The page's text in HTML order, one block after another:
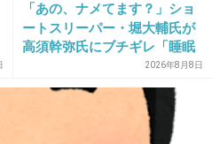
+129 -1
よね。
「あの、ナメてます？」ショ
ートスリーパー・堀大輔氏が
高須幹弥氏にブチギレ「睡眠
不足の人＝キレやすい」SNS
で物議
2026年8月8日